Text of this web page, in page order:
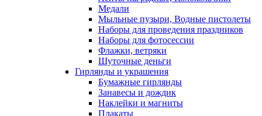
Медали
Мыльные пузыри, Водные пистолеты
Наборы для проведения праздников
Наборы для фотосессии
Флажки, ветряки
Шуточные деньги
Гирлянды и украшения
Бумажные гирлянды
Занавесы и дождик
Наклейки и магниты
Плакаты